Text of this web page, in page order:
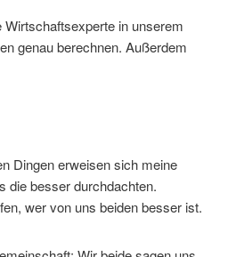
in unserem
genau berechnen. Außerdem
Dingen erweisen sich meine
die besser durchdachten.
wer von uns beiden besser ist.